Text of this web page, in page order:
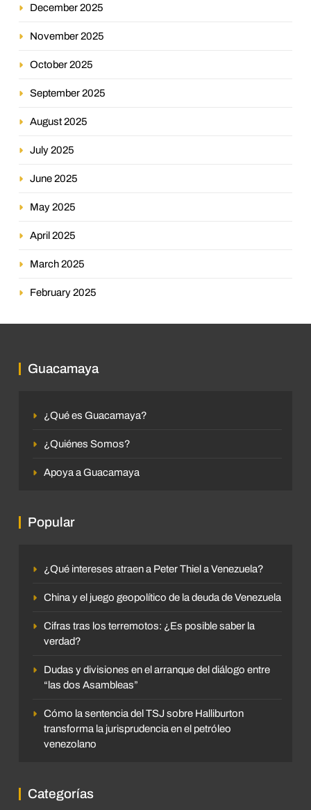
December 2025
November 2025
October 2025
September 2025
August 2025
July 2025
June 2025
May 2025
April 2025
March 2025
February 2025
Guacamaya
¿Qué es Guacamaya?
¿Quiénes Somos?
Apoya a Guacamaya
Popular
¿Qué intereses atraen a Peter Thiel a Venezuela?
China y el juego geopolítico de la deuda de Venezuela
Cifras tras los terremotos: ¿Es posible saber la
verdad?
Dudas y divisiones en el arranque del diálogo entre
“las dos Asambleas”
Cómo la sentencia del TSJ sobre Halliburton
transforma la jurisprudencia en el petróleo
venezolano
Categorías